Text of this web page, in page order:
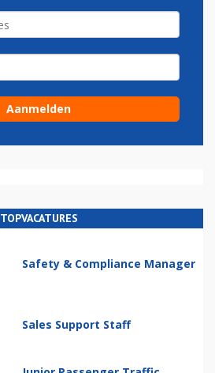
TOPVACATURES
Safety & Compliance Manager
Sales Support Staff